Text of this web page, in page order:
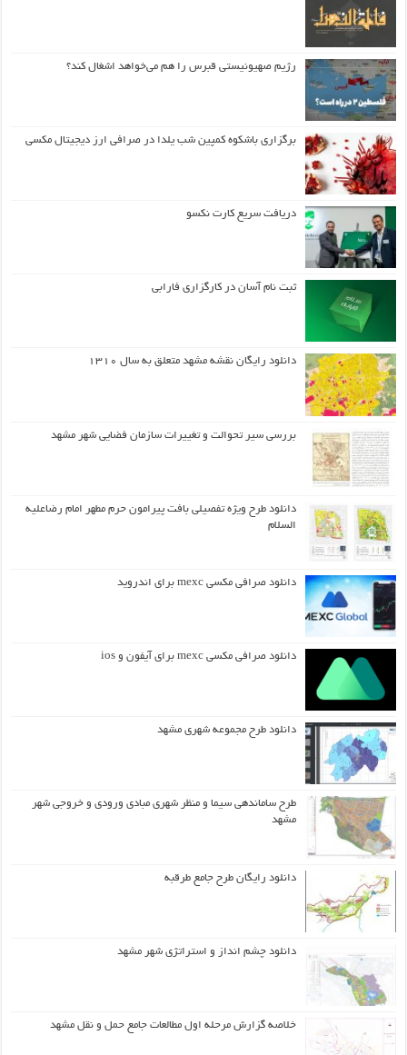
رژیم صهیونیستی قبرس را هم می‌خواهد اشغال کند؟
برگزاری باشکوه کمپین شب یلدا در صرافی ارز دیجیتال مکسی
دریافت سریع کارت نکسو
ثبت نام آسان در کارگزاری فارابی
دانلود رایگان نقشه مشهد متعلق به سال ۱۳۱۰
بررسی سیر تحوالت و تغییرات سازمان فضایی شهر مشهد
دانلود طرح ويژه تفصيلي بافت پيرامون حرم مطهر امام رضاعليه
السلام
دانلود صرافی مکسی mexc برای اندروید
دانلود صرافی مکسی mexc برای آیفون و ios
دانلود طرح مجموعه شهری مشهد
طرح ساماندهی سیما و منظر شهری مبادی ورودی و خروجی شهر
مشهد
دانلود رایگان طرح جامع طرقبه
دانلود چشم انداز و استراتژی شهر مشهد
خلاصه گزارش مرحله اول مطالعات جامع حمل و نقل مشهد